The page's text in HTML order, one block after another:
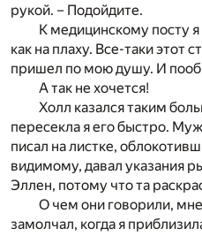
рукой. – Подойдите.
К медицинскому посту
как на плаху. Все-таки
пришел по мою душу. И
А так не хочется!
Холл казался таким
пересекла я его быстро.
писал на листке,
видимому, давал указания
Эллен, потому что та
О чем они говорили,
замолчал, когда я